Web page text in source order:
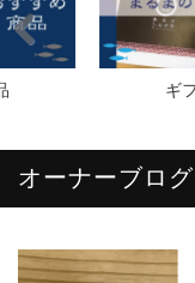
ギフトセット
オーナーブログ